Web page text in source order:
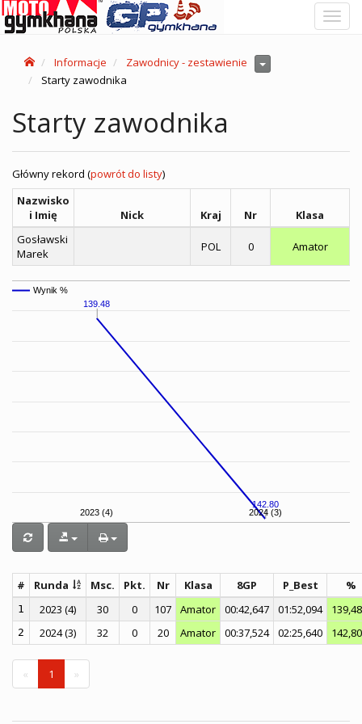
Informacje
Zawodnicy - zestawienie
Starty zawodnika
Starty zawodnika
Główny rekord (powrót do listy)
Nazwisko
i Imię
Nick Kraj Nr
Klasa
Gosławski
Marek
POL 0 Amator
2023 (4) 2024 (3)
139.48
142.80
Wynik %
# Runda Msc. Pkt. Nr Klasa 8GP P_Best %
1 2023 (4) 30 0 107 Amator 00:42,647 01:52,094
2 2024 (3) 32 0 20 Amator 00:37,524 02:25,640
« 1 »